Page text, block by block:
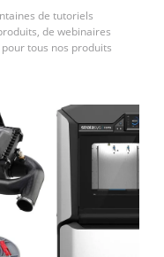
de tutoriels
de webinaires
tous nos produits